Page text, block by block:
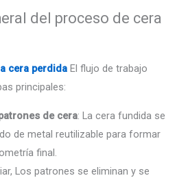
del proceso de cera
cera perdida El flujo de trabajo
principales:
de cera: La cera fundida se
de metal reutilizable para formar
final.
Los patrones se eliminan y se